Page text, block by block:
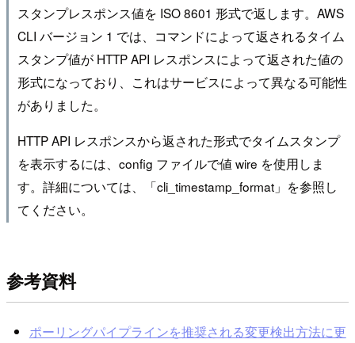
スタンプレスポンス値を ISO 8601 形式で返します。AWS
CLI バージョン 1 では、コマンドによって返されるタイム
スタンプ値が HTTP API レスポンスによって返された値の
形式になっており、これはサービスによって異なる可能性
がありました。
HTTP API レスポンスから返された形式でタイムスタンプ
を表示するには、config ファイルで値 wire を使用しま
す。詳細については、「cli_timestamp_format」を参照し
てください。
参考資料
ポーリングパイプラインを推奨される変更検出方法に更